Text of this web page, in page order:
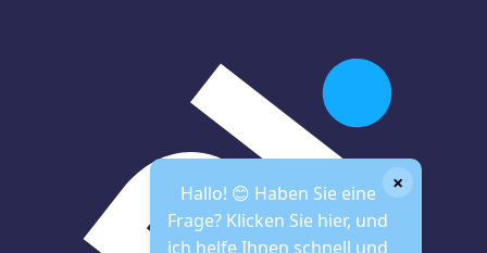
Hallo! 😊 Haben Sie eine
Frage? Klicken Sie hier, und
ich helfe Ihnen schnell und
×